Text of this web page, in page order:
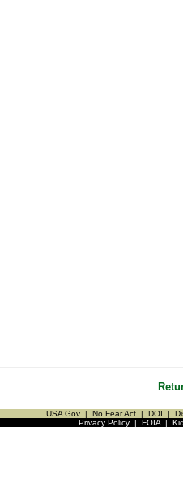
USA Gov | No Fear Act | DOI |
Privacy Policy| FOIA|